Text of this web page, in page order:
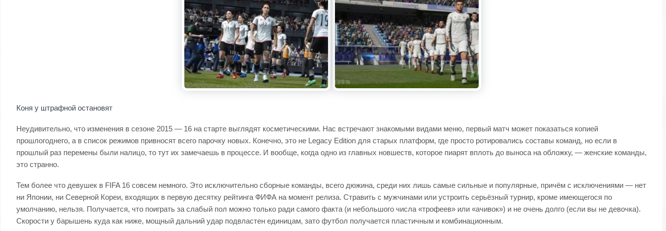
Коня у штрафной остановят
Неудивительно, что изменения в сезоне 2015 — 16 на старте выглядят косметическими. Нас встречают знакомыми видами меню, первый матч может показаться копией
прошлогоднего, а в список режимов привносят всего парочку новых. Конечно, это не Legacy Edition для старых платформ, где просто ротировались составы команд, но если в
прошлый раз перемены были налицо, то тут их замечаешь в процессе. И вообще, когда одно из главных новшеств, которое пиарят вплоть до выноса на обложку, — женские команды,
это странно.
Тем более что девушек в FIFA 16 совсем немного. Это исключительно сборные команды, всего дюжина, среди них лишь самые сильные и популярные, причём с исключениями — нет
ни Японии, ни Северной Кореи, входящих в первую десятку рейтинга ФИФА на момент релиза. Стравить с мужчинами или устроить серьёзный турнир, кроме имеющегося по
умолчанию, нельзя. Получается, что поиграть за слабый пол можно только ради самого факта (и небольшого числа «трофеев» или «ачивок») и не очень долго (если вы не девочка).
Скорости у барышень куда как ниже, мощный дальний удар подвластен единицам, зато футбол получается пластичным и комбинационным.